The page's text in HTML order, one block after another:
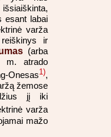
esant labai
varža
ir
(arba
atrado
Onesas1),
žemose
jį iki
varža
mažo